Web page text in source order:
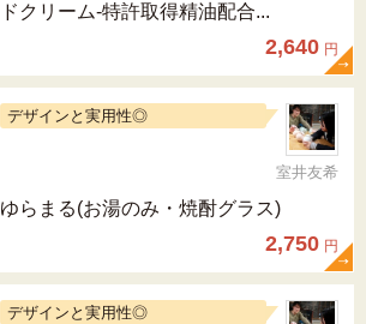
ドクリーム-特許取得精油配合...
2,640 円
デザインと実用性◎
室井友希
ゆらまる(お湯のみ・焼酎グラス)
2,750 円
デザインと実用性◎